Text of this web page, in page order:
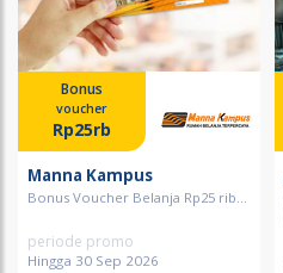
Bonus
voucher
Rp25rb
Manna Kampus
Bonus Voucher Belanja Rp25 rib...
periode promo
Hingga 30 Sep 2026